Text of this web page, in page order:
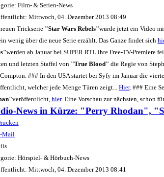
Film- & Serien-News
Mittwoch, 04. Dezember 2013 08:49
Trickserie "Star Wars Rebels"wurde jetzt ein Video
wenig über die neue Serie erzählt. Das Ganze findet sich
werden ab Januar bei SUPER RTL ihre Free-TV-Premiere
und letzten Staffel von "True Blood" die Regie von
### In den USA startet bei Syfy im Januar die
welcher jede Menge Türen zeigt... Hier. ### Eine
veröffentlicht, hier. Eine Vorschau zur nächsten, schon
News in Kürze: "Perry Rhodan",
Hörspiel- & Hörbuch-News
Mittwoch, 04. Dezember 2013 08:41